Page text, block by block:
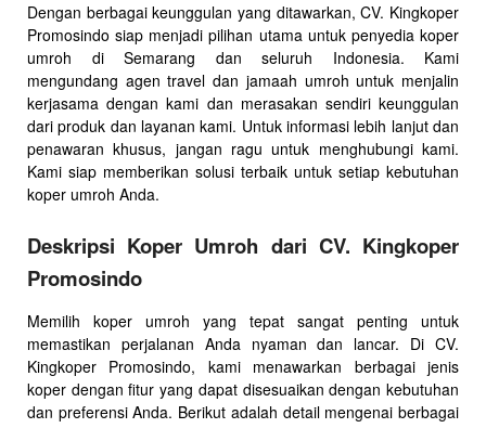
Dengan berbagai keunggulan yang ditawarkan, CV. Kingkoper
Promosindo siap menjadi pilihan utama untuk penyedia koper
umroh di Semarang dan seluruh Indonesia. Kami
mengundang agen travel dan jamaah umroh untuk menjalin
kerjasama dengan kami dan merasakan sendiri keunggulan
dari produk dan layanan kami. Untuk informasi lebih lanjut dan
penawaran khusus, jangan ragu untuk menghubungi kami.
Kami siap memberikan solusi terbaik untuk setiap kebutuhan
koper umroh Anda.
Deskripsi Koper Umroh dari CV. Kingkoper
Promosindo
Memilih koper umroh yang tepat sangat penting untuk
memastikan perjalanan Anda nyaman dan lancar. Di CV.
Kingkoper Promosindo, kami menawarkan berbagai jenis
koper dengan fitur yang dapat disesuaikan dengan kebutuhan
dan preferensi Anda. Berikut adalah detail mengenai berbagai